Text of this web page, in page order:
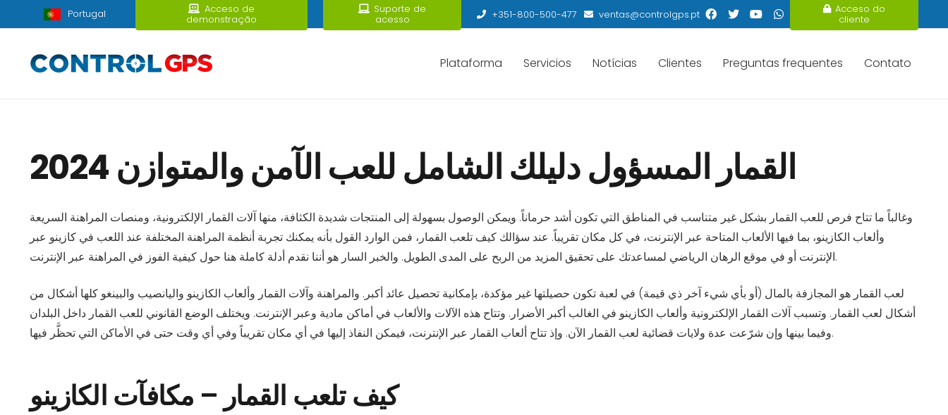
Portugal Acceso de
demonstração
Suporte de
acesso +351-800-500-477 ventas@controlgps.pt Acceso do
cliente
Plataforma Servicios Notícias Clientes Preguntas frequentes Contato
القمار المسؤول دليلك الشامل للعب الآمن والمتوازن 2024
وغالباً ما تتاح فرص للعب القمار بشكل غير متناسب في المناطق التي تكون أشد حرماناً. ويمكن الوصول بسهولة إلى المنتجات شديدة الكثافة، منها آلات القمار الإلكترونية، ومنصات المراهنة السريعة
وألعاب الكازينو، بما فيها الألعاب المتاحة عبر الإنترنت، في كل مكان تقريباً. عند سؤالك كيف تلعب القمار، فمن الوارد القول بأنه يمكنك تجربة أنظمة المراهنة المختلفة عند اللعب في كازينو عبر
الإنترنت أو في موقع الرهان الرياضي لمساعدتك على تحقيق المزيد من الربح على المدى الطويل. والخبر السار هو أننا نقدم أدلة كاملة هنا حول كيفية الفوز في المراهنة عبر الإنترنت.
لعب القمار هو المجازفة بالمال (أو بأي شيء آخر ذي قيمة) في لعبة تكون حصيلتها غير مؤكدة، بإمكانية تحصيل عائد أكبر. والمراهنة وآلات القمار وألعاب الكازينو واليانصيب والبينغو كلها أشكال من
أشكال لعب القمار. وتسبب آلات القمار الإلكترونية وألعاب الكازينو في الغالب أكبر الأضرار. وتتاح هذه الآلات والألعاب في أماكن مادية وعبر الإنترنت. ويختلف الوضع القانوني للعب القمار داخل البلدان
وفيما بينها وإن شرّعت عدة ولايات قضائية لعب القمار الآن. وإذ تتاح ألعاب القمار عبر الإنترنت، فيمكن النفاذ إليها في أي مكان تقريباً وفي أي وقت حتى في الأماكن التي تحظَّر فيها.
كيف تلعب القمار – مكافآت الكازينو